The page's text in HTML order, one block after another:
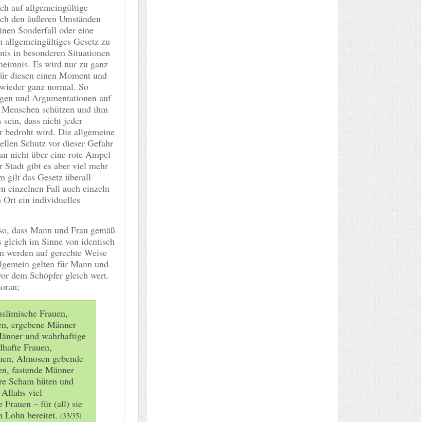
auf allgemeingültige
den äußeren Umständen
Sonderfall oder eine
allgemeingültiges Gesetz zu
in besonderen Situationen
Es wird nur zu ganz
diesen einen Moment und
ganz normal. So
und Argumentationen auf
schützen und ihm
dass nicht jeder
bedroht wird. Die allgemeine
Schutz vor dieser Gefahr
nicht über eine rote Ampel
gibt es aber viel mehr
gilt das Gesetz überall
einzelnen Fall auch einzeln
Ort ein individuelles
dass Mann und Frau gemäß
im Sinne von identisch
werden auf gerechte Weise
gelten für Mann und
dem Schöpfer gleich wert.
Frauen,
ergebene Männer
und wahrhaftige
Frauen,
Almosen gebende
fastende Männer
Scham hüten und
Allahs viel
Frauen – für (all) sie
Lohn bereitet. (33/35)